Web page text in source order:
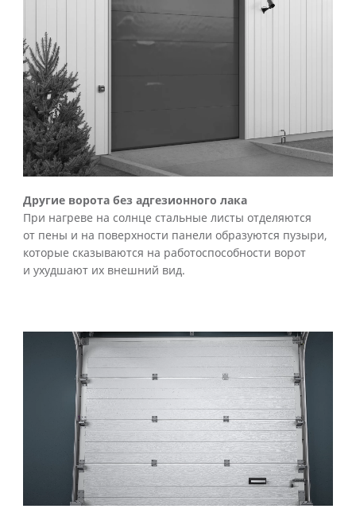
Другие ворота без адгезионного лака
При нагреве на солнце стальные листы отделяются
от пены и на поверхности панели образуются пузыри,
которые сказываются на работоспособности ворот
и ухудшают их внешний вид.